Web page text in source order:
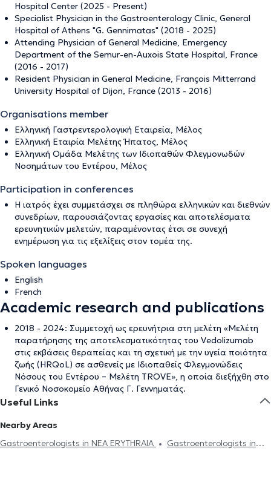
Hospital Center (2025 - Present)
Specialist Physician in the Gastroenterology Clinic, General
Hospital of Athens "G. Gennimatas" (2018 - 2025)
Attending Physician of General Medicine, Emergency
Department of the Semur-en-Auxois State Hospital, France
(2016 - 2017)
Resident Physician in General Medicine, François Mitterrand
University Hospital of Dijon, France (2013 - 2016)
Organisations member
Ελληνική Γαστρεντερολογική Εταιρεία, Μέλος
Ελληνική Εταιρία Μελέτης Ήπατος, Μέλος
Ελληνική Ομάδα Μελέτης των Ιδιοπαθών Φλεγμονωδών
Νοσημάτων του Εντέρου, Μέλος
Participation in conferences
Η ιατρός έχει συμμετάσχει σε πληθώρα ελληνικών και διεθνών
συνεδρίων, παρουσιάζοντας εργασίες και αποτελέσματα
ερευνητικών μελετών, παραμένοντας έτσι σε συνεχή
ενημέρωση για τις εξελίξεις στον τομέα της.
Spoken languages
English
French
Academic research and publications
2018 - 2024: Συμμετοχή ως ερευνήτρια στη μελέτη «Μελέτη
παρατήρησης της αποτελεσματικότητας του Vedolizumab
στις εκβάσεις θεραπείας και τη σχετική με την υγεία ποιότητα
ζωής (HRQoL) σε ασθενείς με Ιδιοπαθείς Φλεγμονώδεις
Νόσους του Εντέρου – Μελέτη TROVE», η οποία διεξήχθη στο
Γενικό Νοσοκομείο Αθήνας Γ. Γεννηματάς.
Useful Links
Nearby Areas
Gastroenterologists in NEA ERYTHRAIA
Gastroenterologists in